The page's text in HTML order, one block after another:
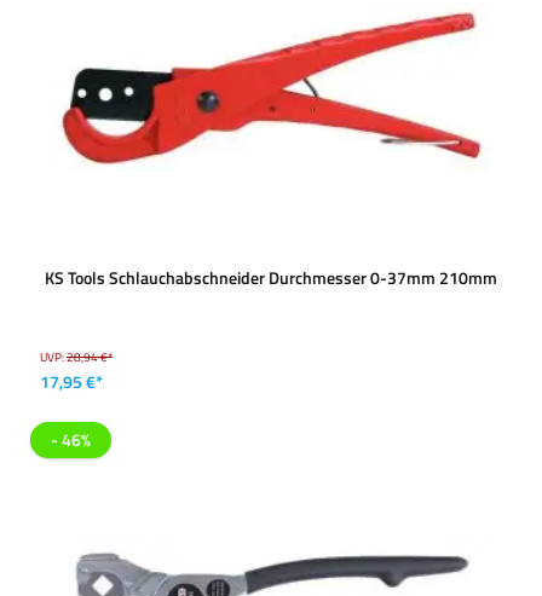
KS Tools Schlauchabschneider Durchmesser 0-37mm 210mm
UVP:28,94 €*
17,95 €*
- 46%